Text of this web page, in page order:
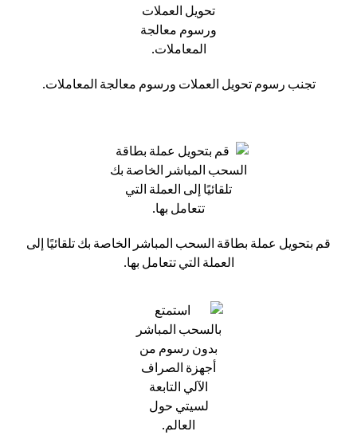
تجنب رسوم تحويل العملات ورسوم معالجة المعاملات.
قم بتحويل عملة بطاقة السحب المباشر الخاصة بك تلقائيًا إلى
العملة التي تتعامل بها.